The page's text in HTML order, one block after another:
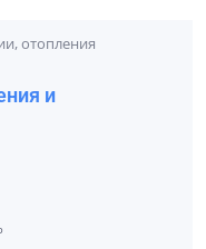
отопления
и